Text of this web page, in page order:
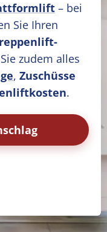
– bei
Sie Ihren
zudem alles
, Zuschüsse
.